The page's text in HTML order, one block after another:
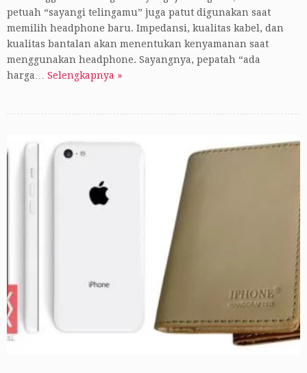
petuah “sayangi telingamu” juga patut digunakan saat
memilih headphone baru. Impedansi, kualitas kabel, dan
kualitas bantalan akan menentukan kenyamanan saat
menggunakan headphone. Sayangnya, pepatah “ada
harga… Selengkapnya »